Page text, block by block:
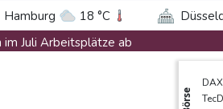
Hamburg 18 °C
Leipzig
Bremen
Wien
Juli Arbeitsplätze ab
mit mehr als 900 Pflanzen in
Börse
DAX